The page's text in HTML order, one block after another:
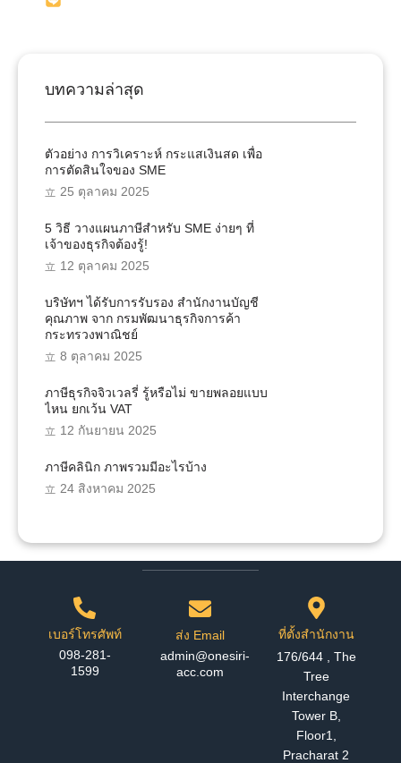
บทความล่าสุด
ตัวอย่าง การวิเคราะห์ กระแสเงินสด เพื่อ
การตัดสินใจของ SME
25 ตุลาคม 2025
5 วิธี วางแผนภาษีสำหรับ SME ง่ายๆ ที่
เจ้าของธุรกิจต้องรู้!
12 ตุลาคม 2025
บริษัทฯ ได้รับการรับรอง สำนักงานบัญชี
คุณภาพ จาก กรมพัฒนาธุรกิจการค้า
กระทรวงพาณิชย์
8 ตุลาคม 2025
ภาษีธุรกิจจิวเวลรี่ รู้หรือไม่ ขายพลอยแบบ
ไหน ยกเว้น VAT
12 กันยายน 2025
ภาษีคลินิก ภาพรวมมีอะไรบ้าง
24 สิงหาคม 2025
เบอร์โทรศัพท์
098-281-
1599
ส่ง Email
admin@onesiri-
acc.com
ที่ตั้งสำนักงาน
176/644 , The
Tree
Interchange
Tower B,
Floor1,
Pracharat 2